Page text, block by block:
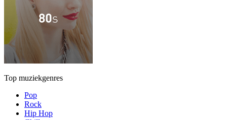
Top muziekgenres
Pop
Rock
Hip Hop